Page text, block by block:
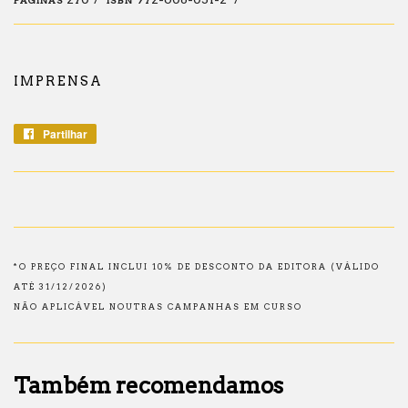
IMPRENSA
Partilhar
Facebook
*O PREÇO FINAL INCLUI 10% DE DESCONTO DA EDITORA (VÁLIDO
ATÉ 31/12/2026)
NÃO APLICÁVEL NOUTRAS CAMPANHAS EM CURSO
Também recomendamos